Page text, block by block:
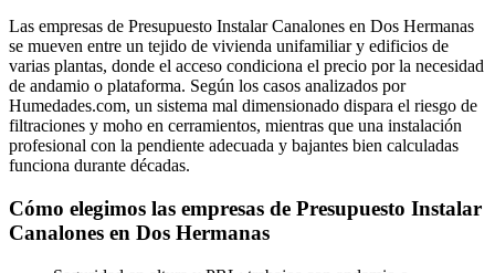
Las empresas de Presupuesto Instalar Canalones en Dos Hermanas
se mueven entre un tejido de vivienda unifamiliar y edificios de
varias plantas, donde el acceso condiciona el precio por la necesidad
de andamio o plataforma. Según los casos analizados por
Humedades.com, un sistema mal dimensionado dispara el riesgo de
filtraciones y moho en cerramientos, mientras que una instalación
profesional con la pendiente adecuada y bajantes bien calculadas
funciona durante décadas.
Cómo elegimos las empresas de Presupuesto Instalar
Canalones en Dos Hermanas